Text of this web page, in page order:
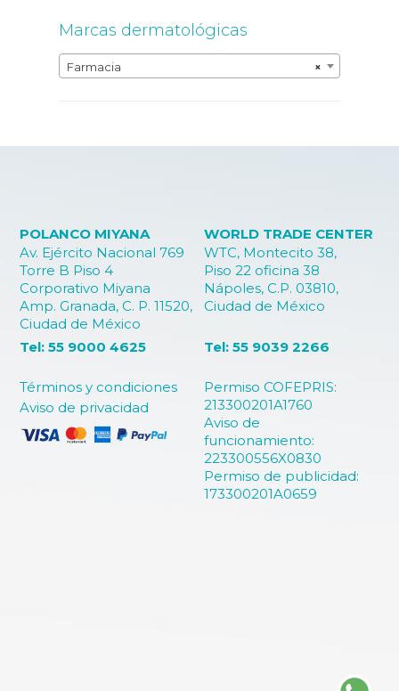
Marcas dermatológicas
×
Farmacia
POLANCO MIYANA
Av. Ejército Nacional 769
Torre B Piso 4
Corporativo Miyana
Amp. Granada, C. P. 11520,
Ciudad de México
WORLD TRADE CENTER
WTC, Montecito 38,
Piso 22 oficina 38
Nápoles, C.P. 03810,
Ciudad de México
Términos y condiciones
Aviso de privacidad
Permiso COFEPRIS:
213300201A1760
Aviso de
funcionamiento:
223300556X0830
Permiso de publicidad:
173300201A0659
Tel: 55 9000 4625 Tel: 55 9039 2266